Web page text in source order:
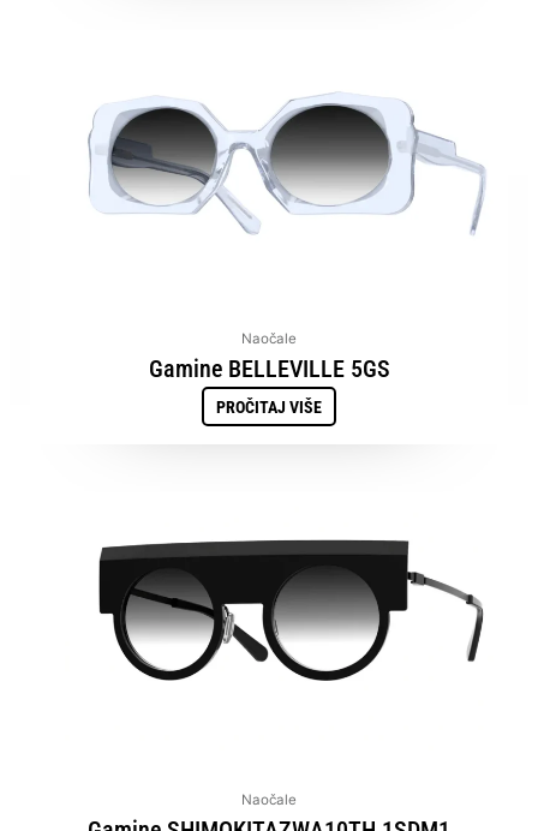
Naočale
Gamine BELLEVILLE 5GS
PROČITAJ VIŠE
Naočale